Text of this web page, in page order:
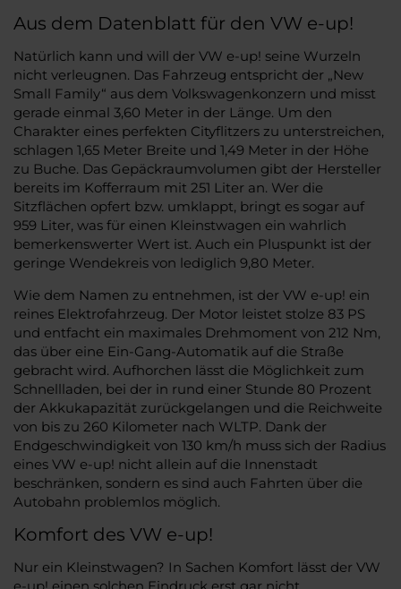
Aus dem Datenblatt für den VW e-up!
Natürlich kann und will der VW e-up! seine Wurzeln
nicht verleugnen. Das Fahrzeug entspricht der „New
Small Family“ aus dem Volkswagenkonzern und misst
gerade einmal 3,60 Meter in der Länge. Um den
Charakter eines perfekten Cityflitzers zu unterstreichen,
schlagen 1,65 Meter Breite und 1,49 Meter in der Höhe
zu Buche. Das Gepäckraumvolumen gibt der Hersteller
bereits im Kofferraum mit 251 Liter an. Wer die
Sitzflächen opfert bzw. umklappt, bringt es sogar auf
959 Liter, was für einen Kleinstwagen ein wahrlich
bemerkenswerter Wert ist. Auch ein Pluspunkt ist der
geringe Wendekreis von lediglich 9,80 Meter.
Wie dem Namen zu entnehmen, ist der VW e-up! ein
reines Elektrofahrzeug. Der Motor leistet stolze 83 PS
und entfacht ein maximales Drehmoment von 212 Nm,
das über eine Ein-Gang-Automatik auf die Straße
gebracht wird. Aufhorchen lässt die Möglichkeit zum
Schnellladen, bei der in rund einer Stunde 80 Prozent
der Akkukapazität zurückgelangen und die Reichweite
von bis zu 260 Kilometer nach WLTP. Dank der
Endgeschwindigkeit von 130 km/h muss sich der Radius
eines VW e-up! nicht allein auf die Innenstadt
beschränken, sondern es sind auch Fahrten über die
Autobahn problemlos möglich.
Komfort des VW e-up!
Nur ein Kleinstwagen? In Sachen Komfort lässt der VW
e-up! einen solchen Eindruck erst gar nicht